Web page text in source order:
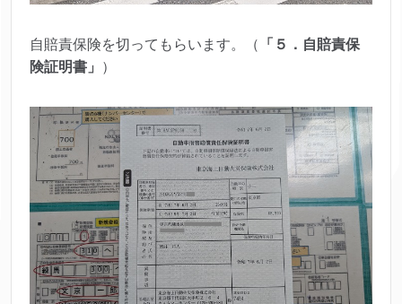
自賠責保険を切ってもらいます。（
「５．自賠責保
険証明書」
）